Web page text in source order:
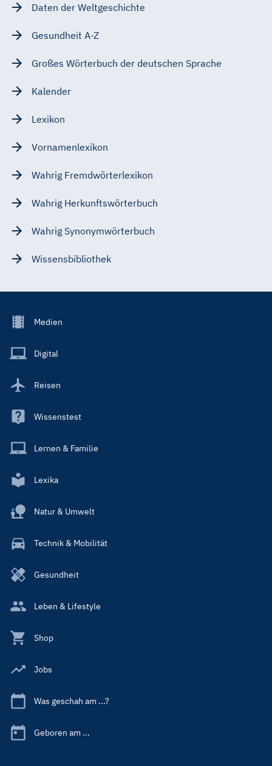
Daten der Weltgeschichte
Gesundheit A-Z
Großes Wörterbuch der deutschen Sprache
Kalender
Lexikon
Vornamenlexikon
Wahrig Fremdwörterlexikon
Wahrig Herkunftswörterbuch
Wahrig Synonymwörterbuch
Wissensbibliothek
Footer
Main
Medien
Digital
Reisen
Wissenstest
Lernen & Familie
Lexika
Natur & Umwelt
Technik & Mobilität
Gesundheit
Leben & Lifestyle
Shop
Jobs
Was geschah am ...?
Geboren am ...